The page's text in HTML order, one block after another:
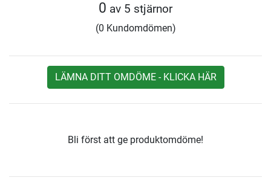
0 av 5 stjärnor
(0 Kundomdömen)
LÄMNA DITT OMDÖME - KLICKA HÄR
Bli först att ge produktomdöme!